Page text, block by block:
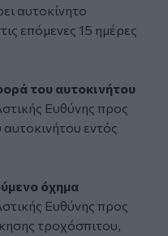
αυτοκίνητο
επόμενες 15 ημέρες
του αυτοκινήτου
Ευθύνης προς
εντός
όχημα
Ευθύνης προς
τροχόσπιτου,